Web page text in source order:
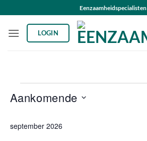
inhoud
Eenzaamheidspecialisten
LOGIN
Aankomende
een
september 2026